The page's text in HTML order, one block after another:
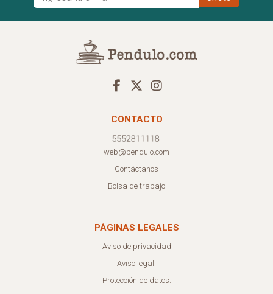
CONTACTO
web@pendulo.com
Contáctanos
Bolsa de trabajo
PÁGINAS LEGALES
Aviso de privacidad
Aviso legal.
Protección de datos.